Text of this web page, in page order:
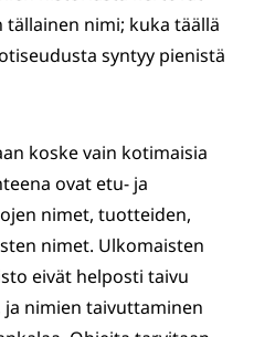
nimi; kuka täällä
syntyy pienistä
koske vain kotimaisia
ovat etu- ja
nimet, tuotteiden,
nimet. Ulkomaisten
eivät helposti taivu
nimien taivuttaminen